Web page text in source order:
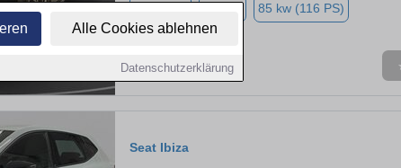
Alle Cookies ablehnen
Datenschutzerklärung
85 kw (116 PS)
Seat Ibiza